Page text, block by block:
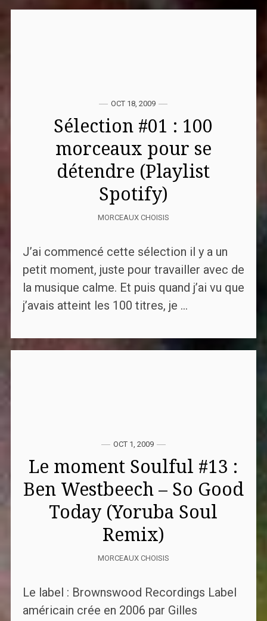
OCT 18, 2009
Sélection #01 : 100
morceaux pour se
détendre (Playlist
Spotify)
MORCEAUX CHOISIS
J’ai commencé cette sélection il y a un
petit moment, juste pour travailler avec de
la musique calme. Et puis quand j’ai vu que
j’avais atteint les 100 titres, je ...
OCT 1, 2009
Le moment Soulful #13 :
Ben Westbeech – So Good
Today (Yoruba Soul
Remix)
MORCEAUX CHOISIS
Le label : Brownswood Recordings Label
américain crée en 2006 par Gilles